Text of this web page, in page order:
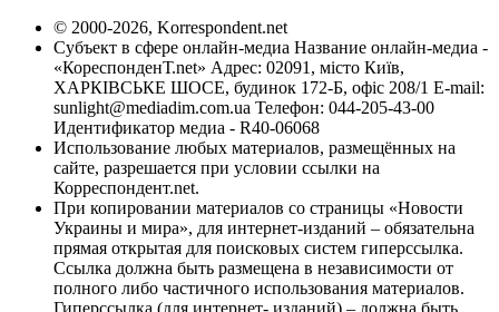
© 2000-2026, Korrespondent.net
Субъект в сфере онлайн-медиа Название онлайн-медиа -
«КореспонденТ.net» Адрес: 02091, місто Київ,
ХАРКІВСЬКЕ ШОСЕ, будинок 172-Б, офіс 208/1 E-mail:
sunlight@mediadim.com.ua Телефон: 044-205-43-00
Идентификатор медиа - R40-06068
Использование любых материалов, размещённых на
сайте, разрешается при условии ссылки на
Корреспондент.net.
При копировании материалов со страницы «Новости
Украины и мира», для интернет-изданий – обязательна
прямая открытая для поисковых систем гиперссылка.
Ссылка должна быть размещена в независимости от
полного либо частичного использования материалов.
Гиперссылка (для интернет- изданий) – должна быть